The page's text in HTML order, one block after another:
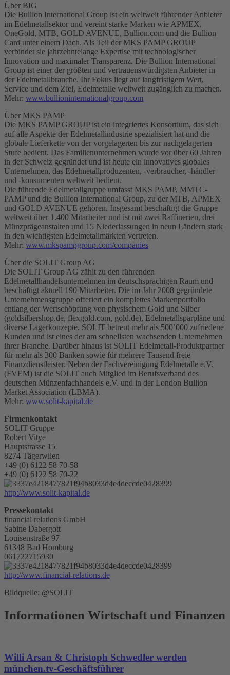
Über BIG
Die Bullion International Group ist ein weltweit führender Anbieter
im Edelmetallsektor und vereint starke Marken wie APMEX,
OneGold, MTB, GOLD AVENUE, Bullion.com und die Bullion
Card unter einem Dach. Als Teil der MKS PAMP GROUP
verbindet sie jahrzehntelange Expertise mit technologischer
Innovation und maximaler Transparenz. Die Bullion International
Group ist einer der größten und vertrauenswürdigsten Anbieter in
der Edelmetallbranche. Ihr Fokus liegt auf langfristigem Wert,
Service und dem Ziel, Edelmetalle weltweit zugänglich zu machen.
Mehr: www.bullioninternationalgroup.com
Über MKS PAMP
Die MKS PAMP GROUP ist ein integriertes Konsortium, das sich
auf alle Aspekte der Edelmetallindustrie spezialisiert hat und die
globale Lieferkette von der vorgelagerten bis zur nachgelagerten
Stufe bedient. Das Familienunternehmen wurde vor über 60 Jahren
in der Schweiz gegründet und ist heute ein innovatives globales
Unternehmen, das Edelmetallproduzenten, -verbraucher, -händler
und -konsumenten weltweit bedient.
Die führende Edelmetallgruppe umfasst MKS PAMP, MMTC-
PAMP und die Bullion International Group, zu der MTB, APMEX
und GOLD AVENUE gehören. Insgesamt beschäftigt die Gruppe
weltweit über 1.400 Mitarbeiter und ist mit zwei Raffinerien, drei
Münzprägeanstalten und 15 Niederlassungen in neun Ländern stark
in den wichtigsten Edelmetallmärkten vertreten.
Mehr: www.mkspampgroup.com/companies
Über die SOLIT Group AG
Die SOLIT Group AG zählt zu den führenden
Edelmetallhandelsunternehmen im deutschsprachigen Raum und
beschäftigt aktuell 190 Mitarbeiter. Die im Jahr 2008 gegründete
Unternehmensgruppe offeriert ein komplettes Markenportfolio
entlang der Wertschöpfung von physischem Gold und Silber
(goldsilbershop.de, flexgold.com, gold.de), Edelmetallsparpläne und
diverse Lagerkonzepte. SOLIT betreut mehr als 500’000 zufriedene
Kunden und ist eines der am schnellsten wachsenden Unternehmen
ihrer Branche. Darüber hinaus ist SOLIT Edelmetall-Produktpartner
für mehr als 300 Banken sowie für mehrere Tausend freie
Finanzdienstleister. Neben der Fachvereinigung Edelmetalle e.V.
(FVEM) ist die SOLIT auch Mitglied im Berufsverband des
deutschen Münzenfachhandels e.V. und in der London Bullion
Market Association (LBMA).
Mehr: www.solit-kapital.de
Firmenkontakt
SOLIT Gruppe
Robert Vitye
Hauptstrasse 15
8274 Tägerwilen
+49 (0) 6122 58 70-58
+49 (0) 6122 58 70-22
http://www.solit-kapital.de
Pressekontakt
financial relations GmbH
Sabine Dabergott
Louisenstraße 97
61348 Bad Homburg
061722715930
http://www.financial-relations.de
Bildquelle: @SOLIT
Informationen Wirtschaft und Finanzen
Willi Arsan & Christoph Schwedler werden
münchen.tv-Geschäftsführer